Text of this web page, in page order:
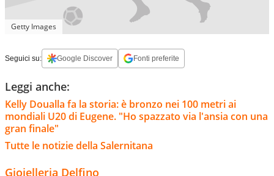
Getty Images
Seguici su: Google Discover Fonti preferite
Leggi anche:
Kelly Doualla fa la storia: è bronzo nei 100 metri ai
mondiali U20 di Eugene. "Ho spazzato via l'ansia con una
gran finale"
Tutte le notizie della Salernitana
Gioielleria Delfino